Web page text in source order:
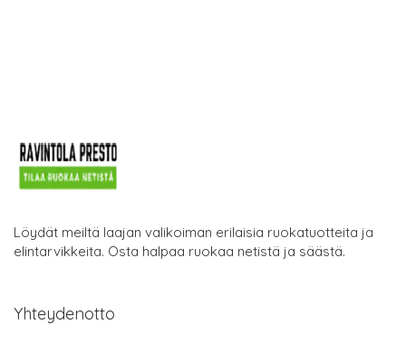
Löydät meiltä laajan valikoiman erilaisia ruokatuotteita ja
elintarvikkeita. Osta halpaa ruokaa netistä ja säästä.
Yhteydenotto